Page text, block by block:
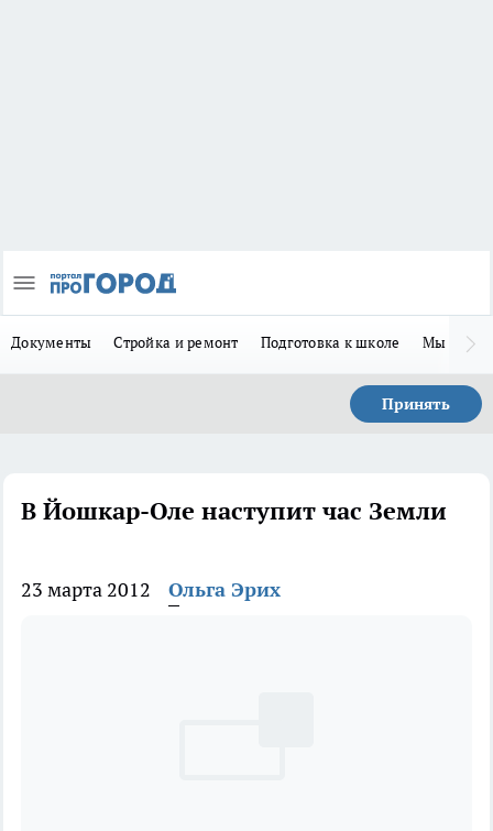
Документы Стройка и ремонт Подготовка к школе Мы в MAX
Принять
В Йошкар-Оле наступит час Земли
23 марта 2012 Ольга Эрих